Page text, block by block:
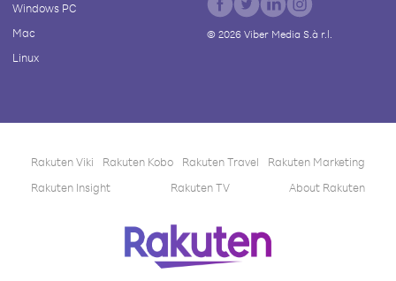
Windows PC
Mac
Linux
© 2026Viber Media S.à r.l.
Rakuten Viki Rakuten Kobo Rakuten Travel
Rakuten Marketing
Rakuten Insight
Rakuten TV About Rakuten